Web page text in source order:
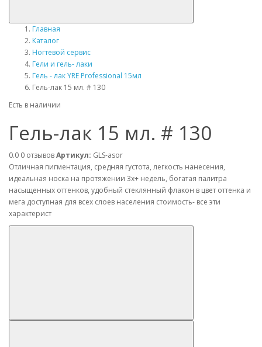
Главная
Каталог
Ногтевой сервис
Гели и гель- лаки
Гель - лак YRE Professional 15мл
Гель-лак 15 мл. # 130
Есть в наличии
Гель-лак 15 мл. # 130
0.0 0 отзывовАртикул: GLS-asor
Отличная пигментация, средняя густота, легкость нанесения,
идеальная носка на протяжении 3х+ недель, богатая палитра
насыщенных оттенков, удобный стеклянный флакон в цвет оттенка и
мега доступная для всех слоев населения стоимость- все эти
характерист